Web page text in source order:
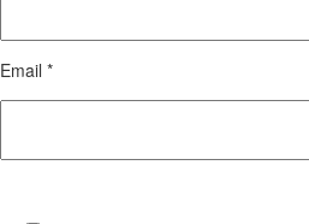
Email *